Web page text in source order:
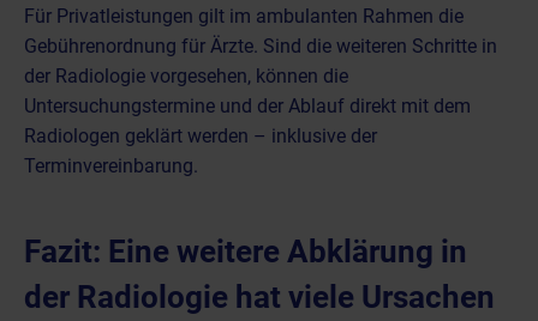
Für Privatleistungen gilt im ambulanten Rahmen die
Gebührenordnung für Ärzte. Sind die weiteren Schritte in
der Radiologie vorgesehen, können die
Untersuchungstermine und der Ablauf direkt mit dem
Radiologen geklärt werden – inklusive der
Terminvereinbarung.
Fazit: Eine weitere Abklärung in
der Radiologie hat viele Ursachen